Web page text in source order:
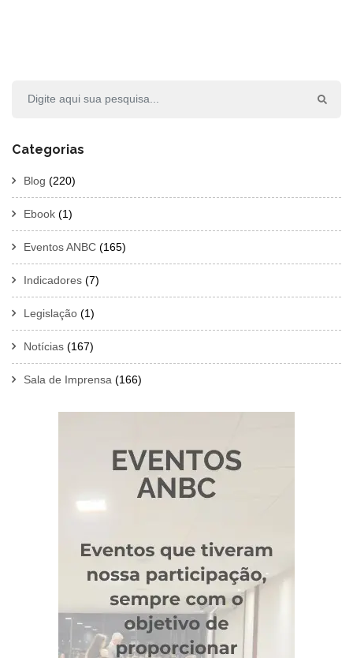
Categorias
Blog (220)
Ebook (1)
Eventos ANBC (165)
Indicadores (7)
Legislação (1)
Notícias (167)
Sala de Imprensa (166)